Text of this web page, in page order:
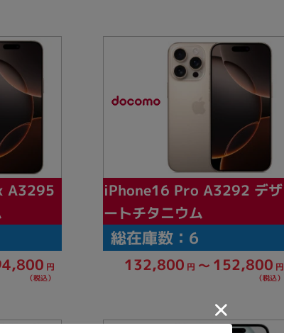
A3295
円
（税込）
iPhone16 Pro A3292 デザ
ートチタニウム
総在庫数：6
132,800 円 ～ 152,800 円
（税込）